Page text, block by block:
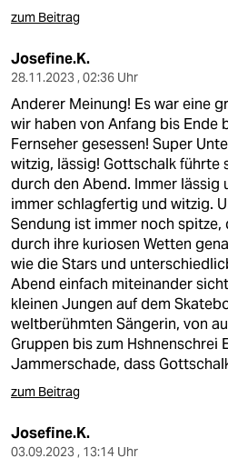
zum Beitrag
Josefine.K.
28.11.2023 , 02:36 Uhr
Anderer Meinung! Es war eine
wir haben von Anfang bis Ende
Fernseher gesessen! Super
witzig, lässig! Gottschalk führte
durch den Abend. Immer lässig
immer schlagfertig und witzig.
Sendung ist immer noch spitze,
durch ihre kuriosen Wetten
wie die Stars und
Abend einfach miteinander
kleinen Jungen auf dem
weltberühmten Sängerin, von
Gruppen bis zum Hshnenschrei
Jammerschade, dass
zum Beitrag
Josefine.K.
03.09.2023 , 13:14 Uhr